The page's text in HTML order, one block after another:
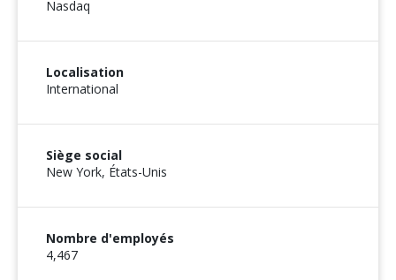
Nasdaq
Localisation
International
Siège social
New York, États-Unis
Nombre d'employés
4,467